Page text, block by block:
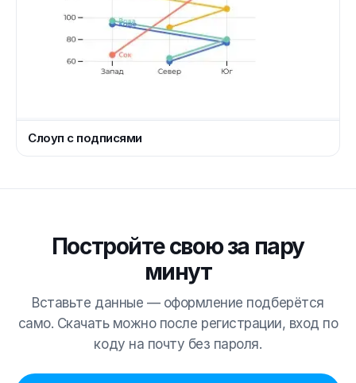
Слоуп с подписями
Постройте свою за пару
минут
Вставьте данные — оформление подберётся
само. Скачать можно после регистрации, вход по
коду на почту без пароля.